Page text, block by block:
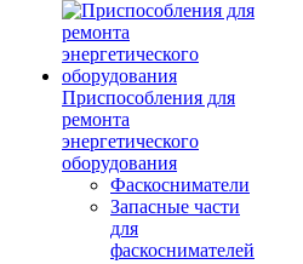
Приспособления для
ремонта
энергетического
оборудования
Фаскосниматели
Запасные части
для
фаскоснимателей